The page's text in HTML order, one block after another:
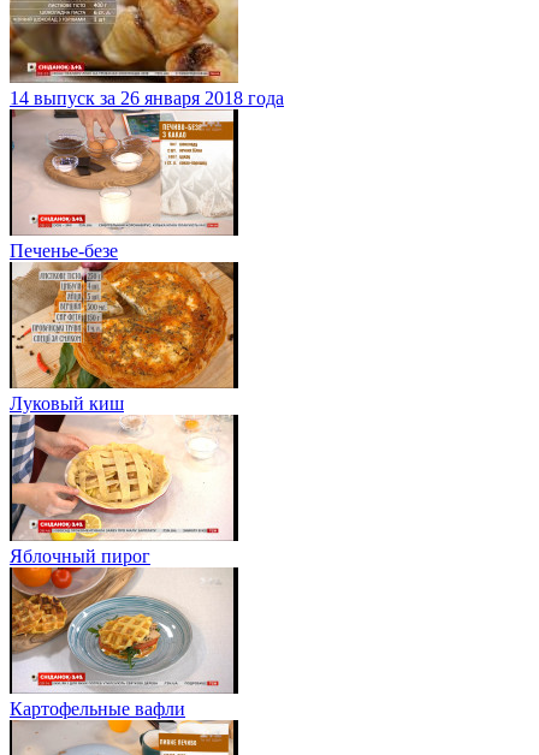
14 выпуск за 26 января 2018 года
Печенье-безе
Луковый киш
Яблочный пирог
Картофельные вафли